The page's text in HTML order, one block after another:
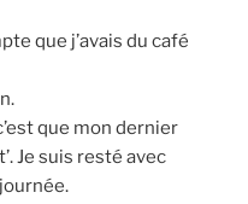
que j’avais du café
que mon dernier
Je suis resté avec